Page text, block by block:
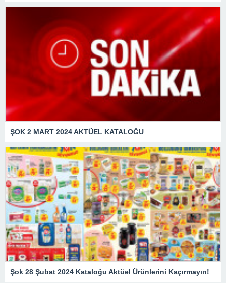
ŞOK 2 MART 2024 AKTÜEL KATALOĞU
Şok 28 Şubat 2024 Kataloğu Aktüel Ürünlerini Kaçırmayın!